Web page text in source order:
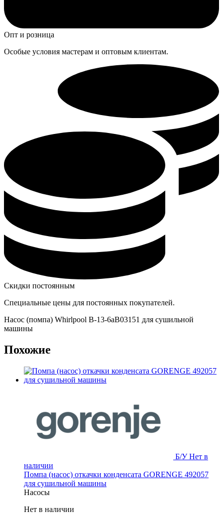
Опт и розница
Особые условия мастерам и оптовым клиентам.
Скидки постоянным
Специальные цены для постоянных покупателей.
Насос (помпа) Whirlpool B-13-6aB03151 для сушильной
машины
Похожие
Б/У Нет в
наличии
Помпа (насос) откачки конденсата GORENGE 492057
для сушильной машины
Насосы
Нет в наличии